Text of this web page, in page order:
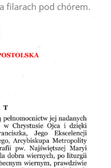
filarach pod chórem.